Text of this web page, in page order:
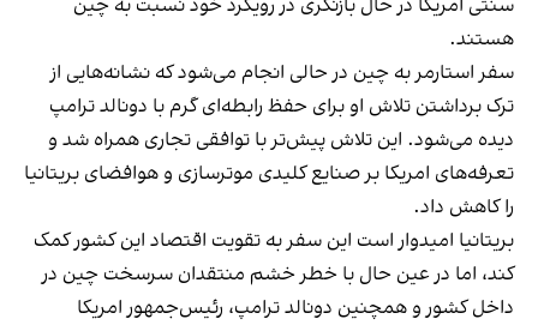
سنتی امریکا در حال بازنگری در رویکرد خود نسبت به چین
هستند.
سفر استارمر به چین در حالی انجام می‌شود که نشانه‌هایی از
ترک برداشتن تلاش او برای حفظ رابطه‌ای گرم با دونالد ترامپ
دیده می‌شود. این تلاش پیش‌تر با توافقی تجاری همراه شد و
تعرفه‌های امریکا بر صنایع کلیدی موترسازی و هوافضای بریتانیا
را کاهش داد.
بریتانیا امیدوار است این سفر به تقویت اقتصاد این کشور کمک
کند، اما در عین حال با خطر خشم منتقدان سرسخت چین در
داخل کشور و همچنین دونالد ترامپ، رئیس‌جمهور امریکا